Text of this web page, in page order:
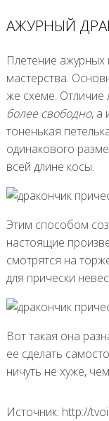
АЖУРНЫЙ
Плетение ажурных
мастерства.
же схеме. Отличие
более свободно, а
тоненькая
одинакового
всей длине косы.
Этим способом
настоящие
смотрятся на
для прически
Вот такая она
ее сделать
ничуть не хуже,
Источник: http://